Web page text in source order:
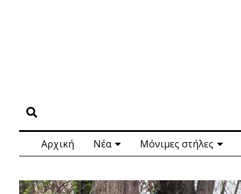
Αρχική Νέα Μόνιμες στήλες